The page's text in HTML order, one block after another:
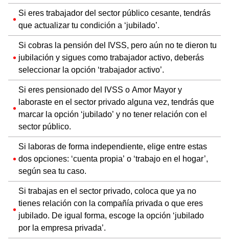
Si eres trabajador del sector público cesante, tendrás
que actualizar tu condición a ‘jubilado’.
Si cobras la pensión del IVSS, pero aún no te dieron tu
jubilación y sigues como trabajador activo, deberás
seleccionar la opción ‘trabajador activo’.
Si eres pensionado del IVSS o Amor Mayor y
laboraste en el sector privado alguna vez, tendrás que
marcar la opción ‘jubilado’ y no tener relación con el
sector público.
Si laboras de forma independiente, elige entre estas
dos opciones: ‘cuenta propia’ o ‘trabajo en el hogar’,
según sea tu caso.
Si trabajas en el sector privado, coloca que ya no
tienes relación con la compañía privada o que eres
jubilado. De igual forma, escoge la opción ‘jubilado
por la empresa privada’.